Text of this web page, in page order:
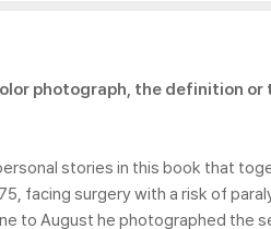
photograph, the definition
stories in this book that
facing surgery with a risk of
to August he photographed